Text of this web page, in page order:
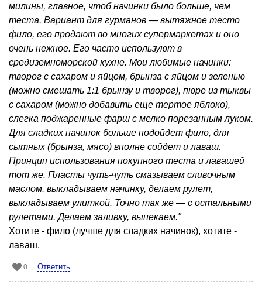
милины, главное, чтоб начинки было больше, чем
теста. Вариант для гурманов — вытяжное тесто
фило, его продают во многих супермаркетах и оно
очень нежное. Его часто используют в
средиземноморской кухне. Мои любимые начинки:
творог с сахаром и яйцом, брынза с яйцом и зеленью
(можно смешать 1:1 брынзу и творог), пюре из тыквы
с сахаром (можно добавить еще тертое яблоко),
слегка поджаренные фарш с мелко порезанным луком.
Для сладких начинок больше подойдет фило, для
сытных (брынза, мясо) вполне сойдет и лаваш.
Принцип использования покупного теста и лавашей
тот же. Пласты чуть-чуть смазываем сливочным
маслом, выкладываем начинку, делаем рулет,
выкладываем улиткой. Точно так же — с остальными
рулетами. Делаем заливку, выпекаем."
Хотите - фило (лучше для сладких начинок), хотите -
лаваш.
0 Ответить